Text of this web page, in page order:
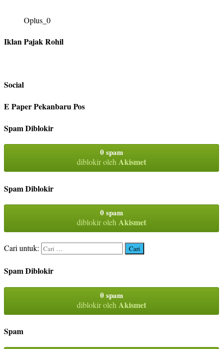
Oplus_0
Iklan Pajak Rohil
Social
E Paper Pekanbaru Pos
Spam Diblokir
0 spam
diblokir olehAkismet
Spam Diblokir
0 spam
diblokir oleh Akismet
Cari untuk:
Spam Diblokir
0 spam
diblokir oleh Akismet
Spam